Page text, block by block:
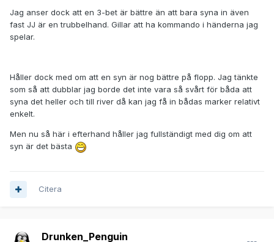
Jag anser dock att en 3-bet är bättre än att bara syna in även
fast JJ är en trubbelhand. Gillar att ha kommando i händerna jag
spelar.
Håller dock med om att en syn är nog bättre på flopp. Jag tänkte
som så att dubblar jag borde det inte vara så svårt för båda att
syna det heller och till river då kan jag få in bådas marker relativt
enkelt.
Men nu så här i efterhand håller jag fullständigt med dig om att
syn är det bästa
Citera
Drunken_Penguin